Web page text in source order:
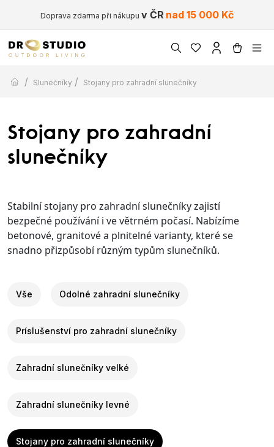
Doprava zdarma při nákupu v ČR nad 15 000 Kč
/ Slunečníky / Stojany pro zahradní slunečníky
Stojany pro zahradní
slunečníky
Stabilní stojany pro zahradní slunečníky zajistí
bezpečné používání i ve větrném počasí. Nabízíme
betonové, granitové a plnitelné varianty, které se
snadno přizpůsobí různým typům slunečníků.
Vše Odolné zahradní slunečníky
Príslušenství pro zahradní slunečníky
Zahradní slunečníky velké
Zahradní slunečníky levné
Stojany pro zahradní slunečníky